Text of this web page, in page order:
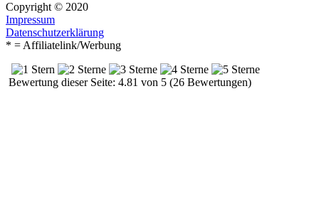
Copyright © 2020
Impressum
Datenschutzerklärung
* = Affiliatelink/Werbung
Bewertung dieser Seite: 4.81 von 5 (26 Bewertungen)